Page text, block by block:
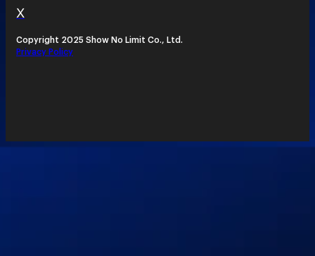
X
Copyright 2025 Show No Limit Co., Ltd.
Privacy Policy